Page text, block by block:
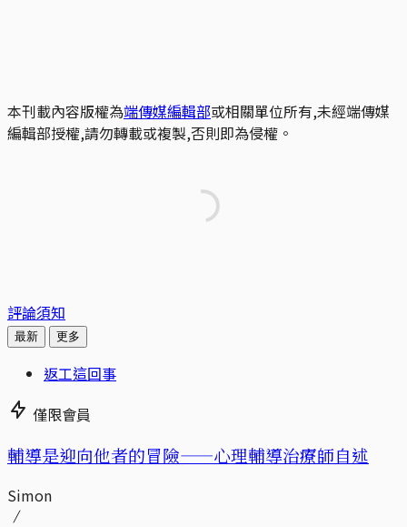
本刊載內容版權為端傳媒編輯部或相關單位所有,未經端傳媒
編輯部授權,請勿轉載或複製,否則即為侵權。
評論須知
最新 更多
返工這回事
僅限會員
輔導是迎向他者的冒險——心理輔導治療師自述
Simon